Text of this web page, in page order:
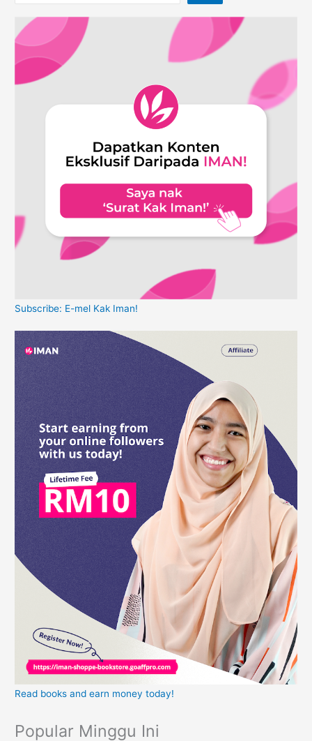
Subscribe: E-mel Kak Iman!
Read books and earn money today!
Popular Minggu Ini